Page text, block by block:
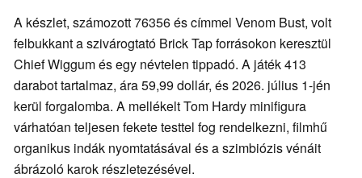
A készlet, számozott 76356 és címmel Venom Bust, volt
felbukkant a szivárogtató Brick Tap forrásokon keresztül
Chief Wiggum és egy névtelen tippadó. A játék 413
darabot tartalmaz, ára 59,99 dollár, és 2026. július 1-jén
kerül forgalomba. A mellékelt Tom Hardy minifigura
várhatóan teljesen fekete testtel fog rendelkezni, filmhű
organikus indák nyomtatásával és a szimbiózis vénáit
ábrázoló karok részletezésével.